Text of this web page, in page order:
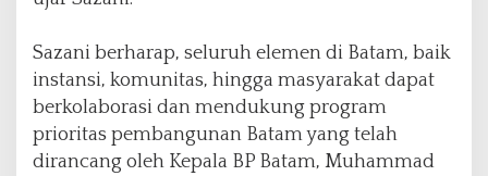
Sazani berharap, seluruh elemen di Batam, baik
instansi, komunitas, hingga masyarakat dapat
berkolaborasi dan mendukung program
prioritas pembangunan Batam yang telah
dirancang oleh Kepala BP Batam, Muhammad